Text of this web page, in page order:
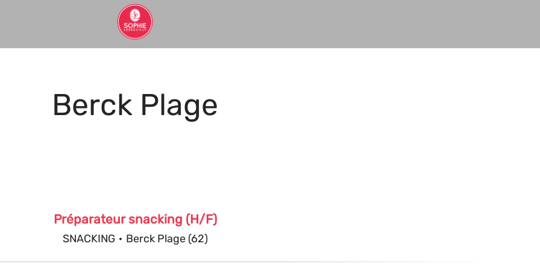
Berck Plage
Préparateur snacking (H/F)
SNACKING · Berck Plage (62)